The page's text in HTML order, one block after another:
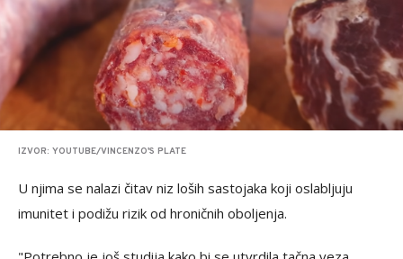
IZVOR: YOUTUBE/VINCENZO'S PLATE
U njima se nalazi čitav niz loših sastojaka koji oslabljuju
imunitet i podižu rizik od hroničnih oboljenja.